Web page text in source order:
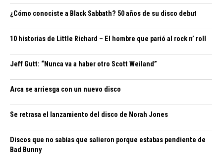
¿Cómo conociste a Black Sabbath? 50 años de su disco debut
10 historias de Little Richard – El hombre que parió al rock n’ roll
Jeff Gutt: “Nunca va a haber otro Scott Weiland”
Arca se arriesga con un nuevo disco
Se retrasa el lanzamiento del disco de Norah Jones
Discos que no sabías que salieron porque estabas pendiente de
Bad Bunny